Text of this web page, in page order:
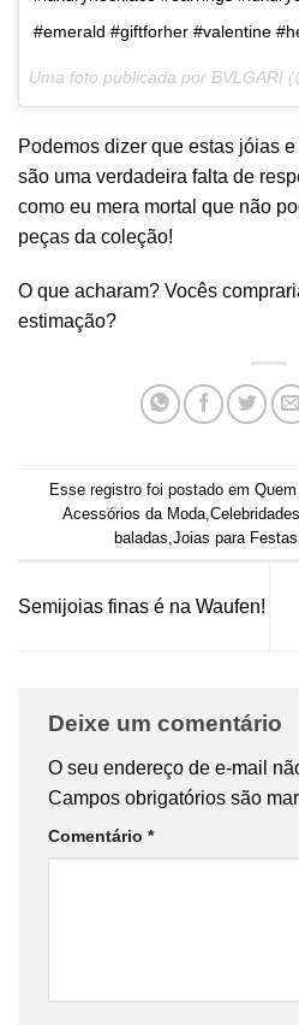
#emerald #giftforher #valentine
Uma foto publicada por BVLGARI
Podemos dizer que estas jóias
são uma verdadeira falta de
como eu mera mortal que não
peças da coleção!
O que acharam? Vocês
estimação?
Esse registro foi postado em
Acessórios da Moda, Celebridades
baladas Joias para Festas
Semijoias finas é na Waufen!
Deixe um comentário
O seu endereço de e-mail
Campos obrigatórios são
Comentário *